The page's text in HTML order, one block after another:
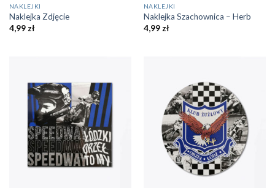
NAKLEJKI
Naklejka Zdjęcie
4,99 zł
NAKLEJKI
Naklejka Szachownica – Herb
4,99 zł